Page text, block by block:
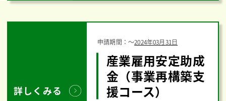
詳しくみる
申請期間：〜2024年03月31日
産業雇用安定助成
金（事業再構築支
援コース）